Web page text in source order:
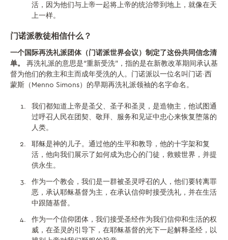
活，因为他们与上帝一起将上帝的统治带到地上，就像在天
上一样。
门诺派教徒相信什么？
一个国际再洗礼派团体（门诺派世界会议）制定了这份共同信念清
单。
再洗礼派的意思是“重新受洗”，指的是在新教改革期间承认基
督为他们的救主和主而成年受洗的人。门诺派以一位名叫门诺·西
蒙斯（Menno Simons）的早期再洗礼派领袖的名字命名。
我们都知道上帝是圣父、圣子和圣灵，是造物主，他试图通
过呼召人民在团契、敬拜、服务和见证中忠心来恢复堕落的
人类。
耶稣是神的儿子。通过他的生平和教导，他的十字架和复
活，他向我们展示了如何成为忠心的门徒，救赎世界，并提
供永生。
作为一个教会，我们是一群被圣灵呼召的人，他们要转离罪
恶，承认耶稣基督为主，在承认信仰时接受洗礼，并在生活
中跟随基督。
作为一个信仰团体，我们接受圣经作为我们信仰和生活的权
威，在圣灵的引导下，在耶稣基督的光下一起解释圣经，以